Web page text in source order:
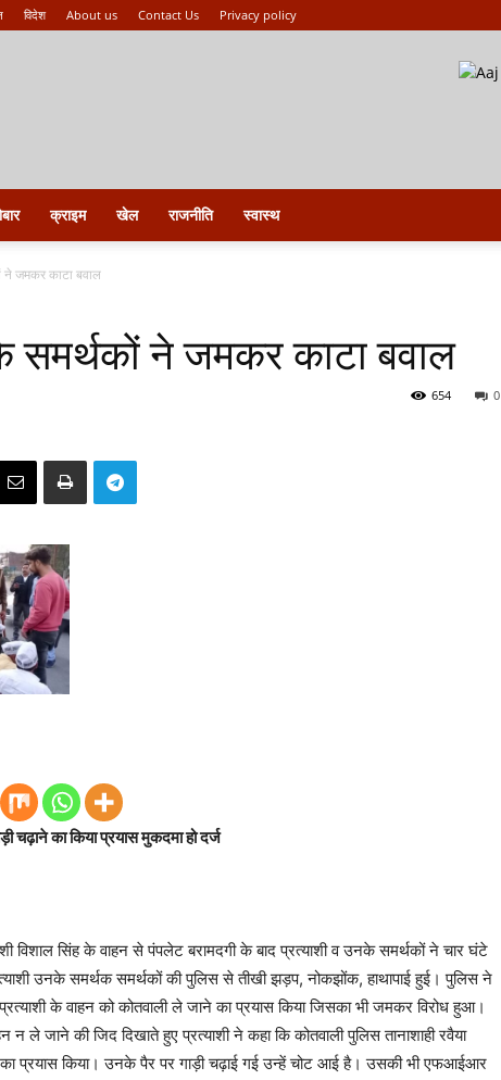
विदेश About us Contact Us Privacy policy
क्राइम खेल राजनीति स्वास्थ
ने जमकर काटा बवाल
समर्थकों ने जमकर काटा बवाल
0
654
चढ़ाने का किया प्रयास मुकदमा हो दर्ज
विशाल सिंह के वाहन से पंपलेट बरामदगी के बाद प्रत्याशी व उनके समर्थकों ने चार घंटे
उनके समर्थक समर्थकों की पुलिस से तीखी झड़प, नोकझोंक, हाथापाई हुई। पुलिस ने
के वाहन को कोतवाली ले जाने का प्रयास किया जिसका भी जमकर विरोध हुआ।
जाने की जिद दिखाते हुए प्रत्याशी ने कहा कि कोतवाली पुलिस तानाशाही रवैया
प्रयास किया। उनके पैर पर गाड़ी चढ़ाई गई उन्हें चोट आई है। उसकी भी एफआईआर